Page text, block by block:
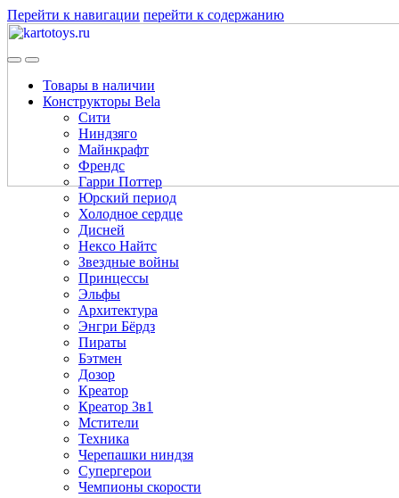
Перейти к навигации перейти к содержанию
Товары в наличии
Конструкторы Bela
Сити
Ниндзяго
Майнкрафт
Френдс
Гарри Поттер
Юрский период
Холодное сердце
Дисней
Нексо Найтс
Звездные войны
Принцессы
Эльфы
Архитектура
Энгри Бёрдз
Пираты
Бэтмен
Дозор
Креатор
Креатор 3в1
Мстители
Техника
Черепашки ниндзя
Супергерои
Чемпионы скорости